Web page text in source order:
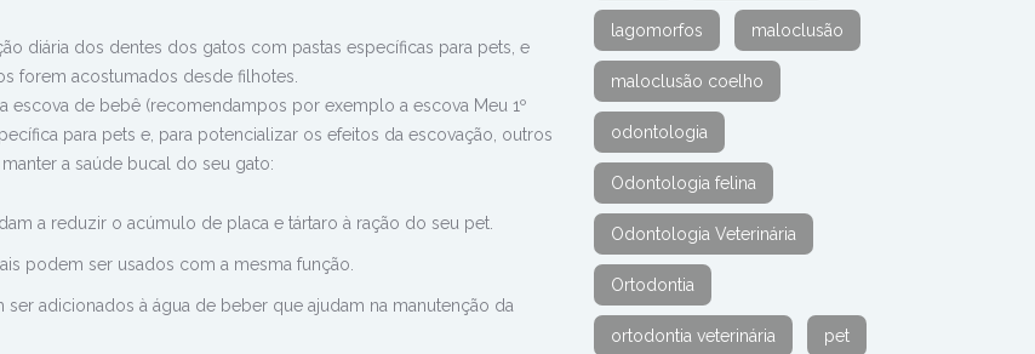
diária dos dentes dos gatos com pastas específicas para pets, e
forem acostumados desde filhotes.
escova de bebê (recomendampos por exemplo a escova Meu 1º
para pets e, para potencializar os efeitos da escovação, outros
a saúde bucal do seu gato:
a reduzir o acúmulo de placa e tártaro à ração do seu pet.
podem ser usados com a mesma função.
adicionados à água de beber que ajudam na manutenção da
lagomorfos maloclusão
maloclusão coelho
odontologia
Odontologia felina
Odontologia Veterinária
Ortodontia
ortodontia veterinária pet